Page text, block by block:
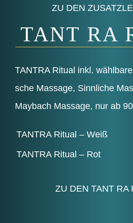
ZU DEN
TANT RA
TAN­TRA Ritu­al inkl.
sche Mas­sa­ge, Sinn­li­che
Maybach Mas­sa­ge, nur ab
TAN­TRA Ritu­al – Weiß
TAN­TRA Ritu­al – Rot
ZU DEN TANT RA